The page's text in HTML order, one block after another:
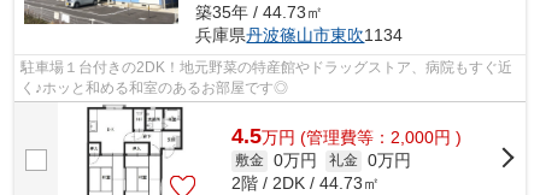
築35年 / 44.73㎡
兵庫県丹波篠山市東吹1134
駐車場１台付きの2DK！地元野菜の特産館やドラッグストア、病院もすぐ近
く♪ホッと和める和室のあるお部屋です◎
4.5万円 (管理費等：2,000円 )
敷金 0万円 礼金 0万円
2階 / 2DK / 44.73㎡